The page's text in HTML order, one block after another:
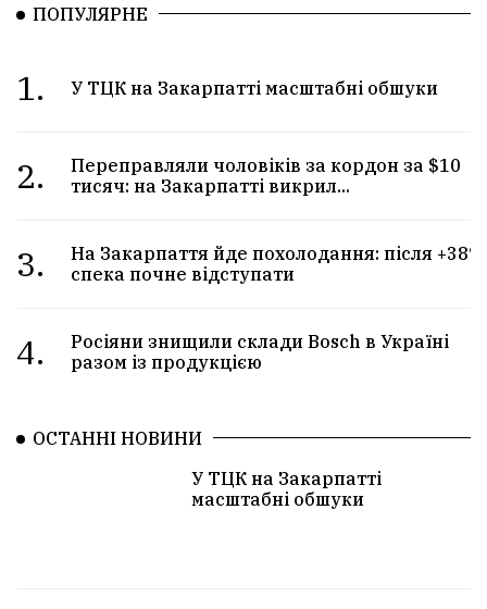
ПОПУЛЯРНЕ
1. У ТЦК на Закарпатті масштабні обшуки
2.
Переправляли чоловіків за кордон за $10
тисяч: на Закарпатті викрил...
3.
На Закарпаття йде похолодання: після +38°
спека почне відступати
4.
Росіяни знищили склади Bosch в Україні
разом із продукцією
ОСТАННІ НОВИНИ
У ТЦК на Закарпатті
масштабні обшуки